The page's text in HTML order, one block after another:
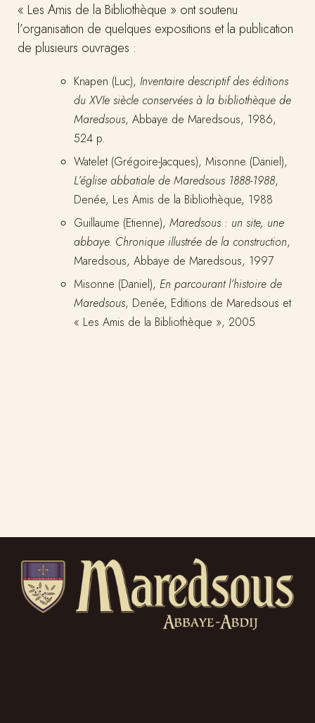
« Les Amis de la Bibliothèque » ont soutenu
l’organisation de quelques expositions et la publication
de plusieurs ouvrages :
Knapen (Luc), Inventaire descriptif des éditions
du XVIe siècle conservées à la bibliothèque de
Maredsous, Abbaye de Maredsous, 1986,
524 p.
Watelet (Grégoire-Jacques), Misonne (Daniel),
L’église abbatiale de Maredsous 1888-1988,
Denée, Les Amis de la Bibliothèque, 1988
Guillaume (Etienne), Maredsous : un site, une
abbaye. Chronique illustrée de la construction,
Maredsous, Abbaye de Maredsous, 1997
Misonne (Daniel), En parcourant l’histoire de
Maredsous, Denée, Editions de Maredsous et
« Les Amis de la Bibliothèque », 2005